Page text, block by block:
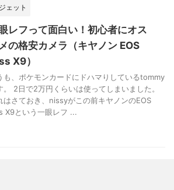
ェット
レフって面白い！初心者にオス
の格安カメラ（キヤノン EOS
X9）
も、ポケモンカードにドハマりしているtommy
。 2日で2万円くらいは使ってしまいました。
はさておき、nissyがこの前キヤノンのEOS
X9という一眼レフ ...